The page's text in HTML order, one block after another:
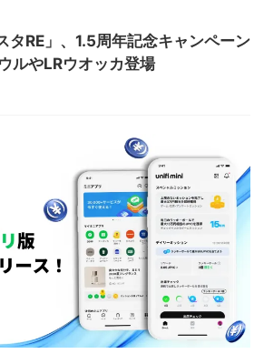
タRE」、1.5周年記念キャンペーン
ルやLRウオッカ登場